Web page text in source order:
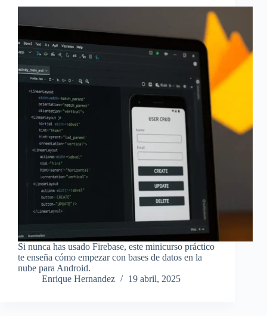
Si nunca has usado Firebase, este minicurso práctico
te enseña cómo empezar con bases de datos en la
nube para Android.
Enrique Hernandez
19 abril, 2025